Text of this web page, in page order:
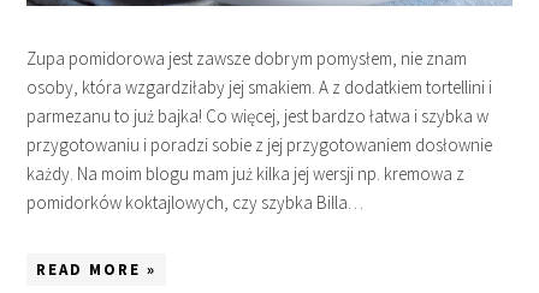
Zupa pomidorowa jest zawsze dobrym pomysłem, nie znam
osoby, która wzgardziłaby jej smakiem. A z dodatkiem tortellini i
parmezanu to już bajka! Co więcej, jest bardzo łatwa i szybka w
przygotowaniu i poradzi sobie z jej przygotowaniem dosłownie
każdy. Na moim blogu mam już kilka jej wersji np. kremowa z
pomidorków koktajlowych, czy szybka Billa…
READ MORE »